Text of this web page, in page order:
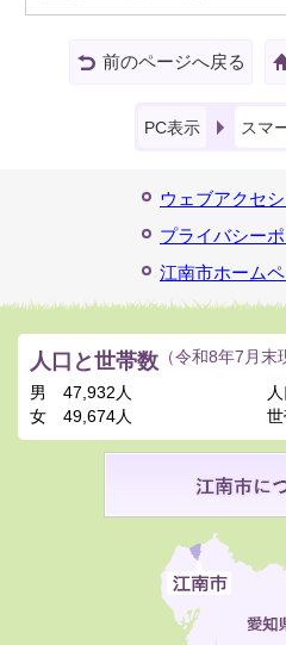
前のページへ戻る
PC表示 スマ
ウェブアクセ
プライバシー
江南市ホーム
人口と世帯数 （令和8年7月末
男
47,932人
女
49,674人